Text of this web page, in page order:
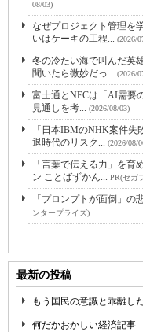
08/03)
なぜプロジェクト管理を
いはケーキの工程... (2026/
冬の冷たい海で叫んだ英
聞いたら微妙だっ... (2026/
富士通とNECは「AI需要
見通しを考... (2026/08/03)
「日本IBMのNHK案件
退時代のリスク... (2026/08/
「言葉で伝える力」を
ン ことばずかん... PR(セガ
「プロンプトが面倒」
ンタープライズ)
最新の投稿
もう国民の意識と乖離し
何だかおかしい経済記事